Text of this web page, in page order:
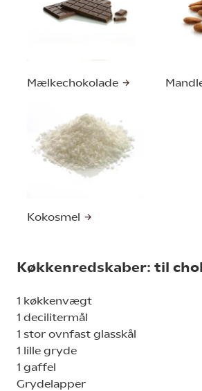
Mælkechokolade
Kokosmel
Køkkenredskaber: til
1 køkkenvægt
1 decilitermål
1 stor ovnfast glasskål
1 lille gryde
1 gaffel
Grydelapper